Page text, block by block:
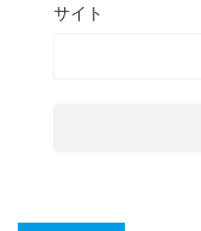
サイト